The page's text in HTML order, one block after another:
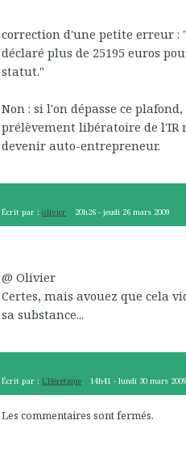
correction d'une petite erreur :
déclaré plus de 25195 euros
statut."
Non : si l'on dépasse ce
prélèvement libératoire de l'IR
devenir auto-entrepreneur.
Écrit par : olivier 20h26 -jeudi 26 mars 2009
@ Olivier
Certes, mais avouez que cela
sa substance...
Écrit par : L'Hérétique 14h41 -lundi 30 mars 2009
Les commentaires sont fermés.